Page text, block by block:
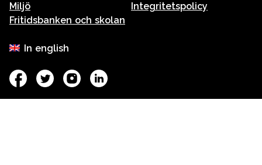
Miljö
Integritetspolicy
Fritidsbanken och skolan
In english